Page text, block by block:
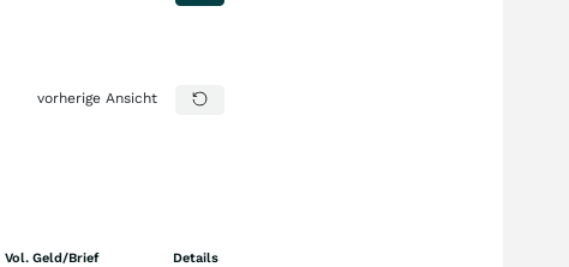
vorherige Ansicht
Vol. Geld/Brief Details